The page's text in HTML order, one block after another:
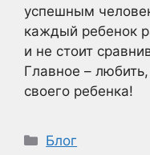
успешным
каждый ребенок
и не стоит
Главное –
своего ребенка!
Рубрики
Блог